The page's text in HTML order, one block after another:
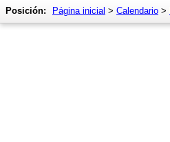
Posición: Página inicial > Calendario >